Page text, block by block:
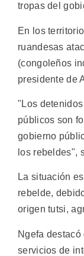
tropas del
En los
ruandesas
(congoleños
presidente de
"Los
públicos son
gobierno
los rebeldes",
La situación
rebelde,
origen tutsi,
Ngefa
servicios de